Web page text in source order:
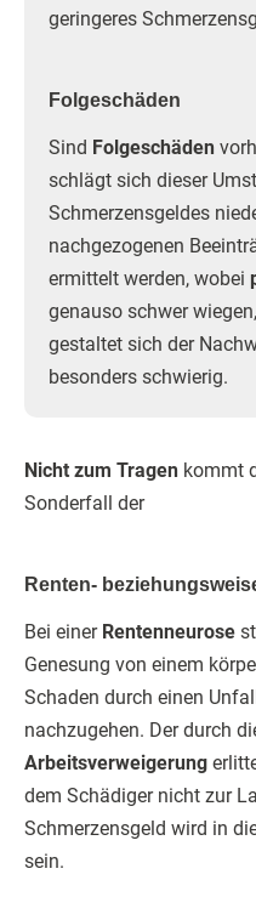
geringeres
Folgeschäden
Sind Folgeschäden
schlägt sich dieser
Schmerzensgeldes
nachgezogenen
ermittelt werden, wobei
genauso schwer
gestaltet sich der
besonders schwierig.
Nicht zum Tragen kommt
Sonderfall der
Renten-
Bei einer Rentenneurose
Genesung von einem
Schaden durch einen
nachzugehen. Der durch
Arbeitsverweigerung
dem Schädiger nicht zur
Schmerzensgeld wird in
sein.